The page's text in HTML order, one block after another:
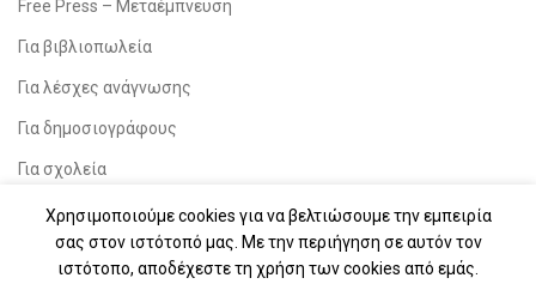
Free Press – Μεταέμπνευση
Για βιβλιοπωλεία
Για λέσχες ανάγνωσης
Για δημοσιογράφους
Για σχολεία
Για βιβλιοφιλικές ομάδες
Θεσσαλονίκη
Χρησιμοποιούμε cookies για να βελτιώσουμε την εμπειρία
σας στον ιστότοπό μας. Με την περιήγηση σε αυτόν τον
ιστότοπο, αποδέχεστε τη χρήση των cookies από εμάς.